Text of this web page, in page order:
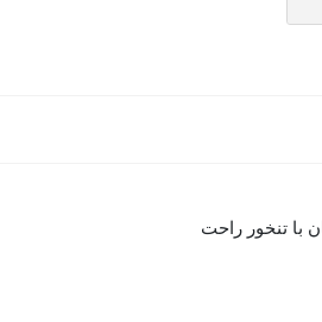
با تنخور راحت